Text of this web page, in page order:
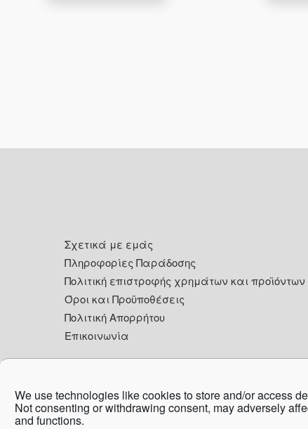
We use technologies like cookies to store and/or access
Not consenting or withdrawing consent, may adversely
and functions.
FooterΣχετικά με εμάς
Πληροφορίες Παράδοσης
Πολιτική επιστροφής χρημάτων και προϊόντων
Όροι και Προϋποθέσεις
Πολιτική Απορρήτου
Επικοινωνία